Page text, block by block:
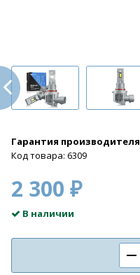
Гарантия производителя
Код товара: 6309
2 300 ₽
В наличии